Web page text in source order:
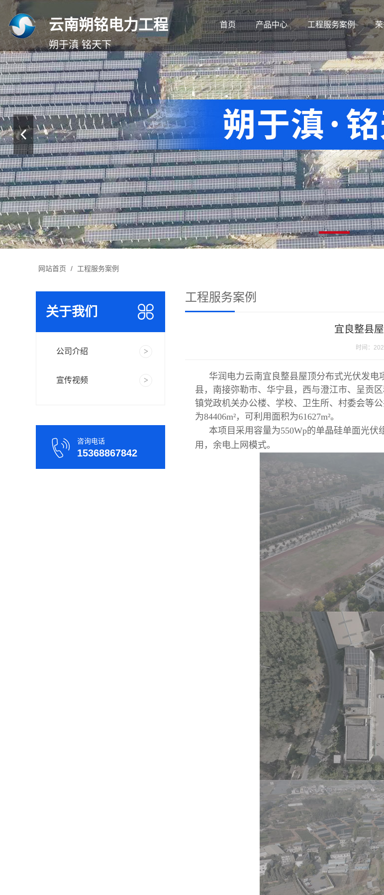
云南朔铭电力工程
朔于滇 铭天下
首页 产品中心 工程服务案例
网站首页 / 工程服务案例
关于我们
公司介绍
宣传视频
咨询电话
15368867842
工程服务案例
宜良整县
时间：
华润电力云南宜良整县屋顶分布式光伏发
县，南接弥勒市、华宁县，西与澄江市、呈贡
镇党政机关办公楼、学校、卫生所、村委会等
为84406m²，可利用面积为61627m²。
本项目采用容量为550Wp的单晶硅单面光伏
用，余电上网模式。